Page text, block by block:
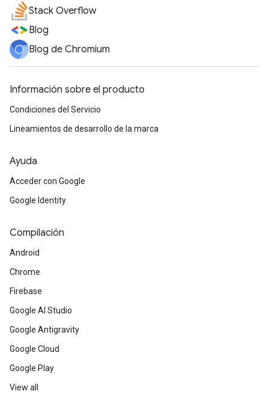
Stack Overflow
Blog
Blog de Chromium
Información sobre el producto
Condiciones del Servicio
Lineamientos de desarrollo de la marca
Ayuda
Acceder con Google
Google Identity
Compilación
Android
Chrome
Firebase
Google AI Studio
Google Antigravity
Google Cloud
Google Play
View all